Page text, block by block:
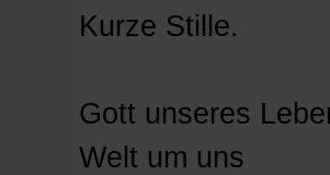
Kurze Stille.
Gott unseres
Welt um uns